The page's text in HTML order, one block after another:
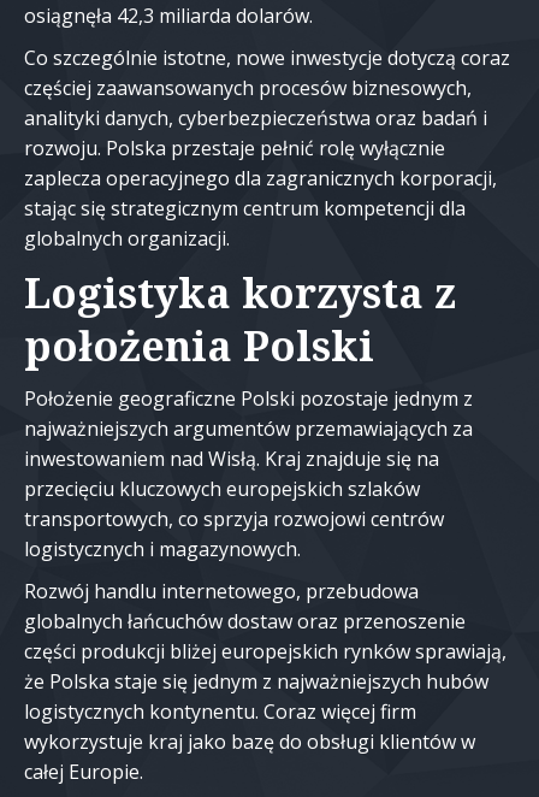
osiągnęła 42,3 miliarda dolarów.
Co szczególnie istotne, nowe inwestycje dotyczą coraz
częściej zaawansowanych procesów biznesowych,
analityki danych, cyberbezpieczeństwa oraz badań i
rozwoju. Polska przestaje pełnić rolę wyłącznie
zaplecza operacyjnego dla zagranicznych korporacji,
stając się strategicznym centrum kompetencji dla
globalnych organizacji.
Logistyka korzysta z
położenia Polski
Położenie geograficzne Polski pozostaje jednym z
najważniejszych argumentów przemawiających za
inwestowaniem nad Wisłą. Kraj znajduje się na
przecięciu kluczowych europejskich szlaków
transportowych, co sprzyja rozwojowi centrów
logistycznych i magazynowych.
Rozwój handlu internetowego, przebudowa
globalnych łańcuchów dostaw oraz przenoszenie
części produkcji bliżej europejskich rynków sprawiają,
że Polska staje się jednym z najważniejszych hubów
logistycznych kontynentu. Coraz więcej firm
wykorzystuje kraj jako bazę do obsługi klientów w
całej Europie.